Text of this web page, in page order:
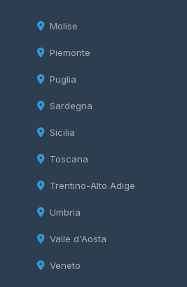
Molise
Piemonte
Puglia
Sardegna
Sicilia
Toscana
Trentino-Alto Adige
Umbria
Valle d'Aosta
Veneto